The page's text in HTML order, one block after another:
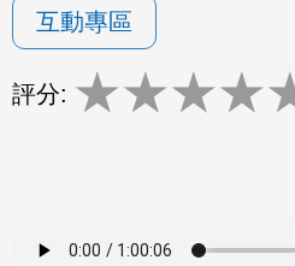
互動專區
評分: ★★★★